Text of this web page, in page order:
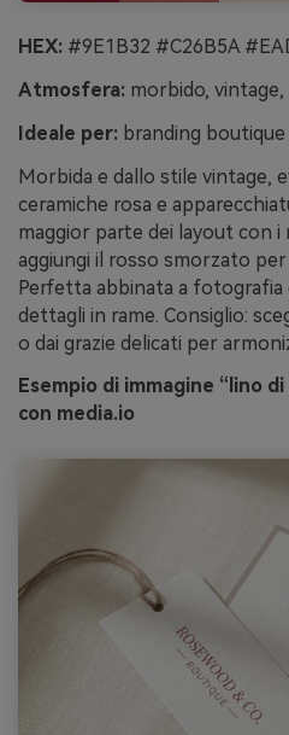
HEX: #9E1B32 #C26B5A
Atmosfera: morbido,
Ideale per: branding
Morbida e dallo stile vintage,
ceramiche rosa e
maggior parte dei layout con
aggiungi il rosso smorzato
Perfetta abbinata a fotografia
dettagli in rame. Consiglio:
o dai grazie delicati per
Esempio di immagine “lino
con media.io